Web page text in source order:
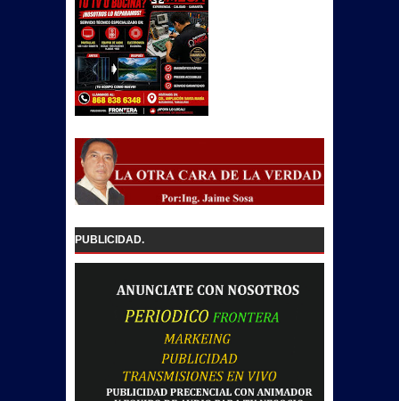
PUBLICIDAD.